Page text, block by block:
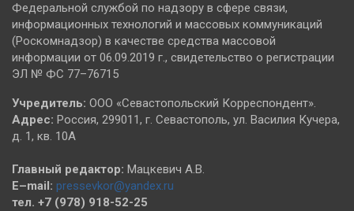
Федеральной службой по надзору в сфере связи,
информационных технологий и массовых коммуникаций
(Роскомнадзор) в качестве средства массовой
информации от 06.09.2019 г., свидетельство о регистрации
ЭЛ № ФС 77–76715
Учредитель: ООО «Севастопольский Корреспондент».
Адрес: Россия, 299011, г. Севастополь, ул. Василия Кучера,
д. 1, кв. 10А
Главный редактор: Мацкевич А.В.
E–mail: pressevkor@yandex.ru
тел. +7 (978) 918-52-25